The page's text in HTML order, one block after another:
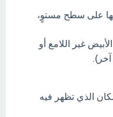
على سطح مستوٍ،
غير اللامع أو
الذي تظهر فيه